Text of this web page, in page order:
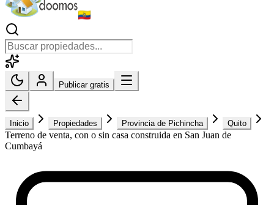
Publicar gratis
Inicio Propiedades Provincia de Pichincha Quito
Terreno de venta, con o sin casa construida en San Juan de
Cumbayá